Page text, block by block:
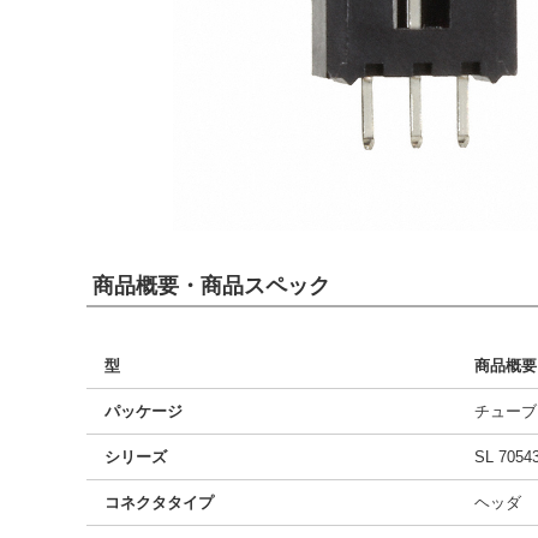
商品概要・商品スペック
型 商品概要
パッケージ チューブ
シリーズ SL
コネクタタイプ ヘッダ